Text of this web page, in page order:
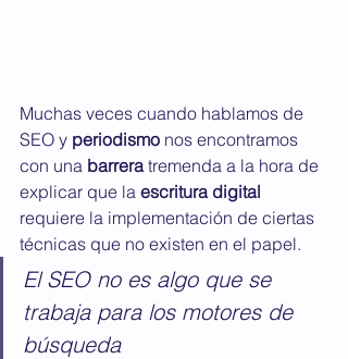
Muchas veces cuando hablamos de
SEO y periodismo nos encontramos
con una barrera tremenda a la hora de
explicar que la escritura digital
requiere la implementación de ciertas
técnicas que no existen en el papel.
El SEO no es algo que se
trabaja para los motores de
búsqueda